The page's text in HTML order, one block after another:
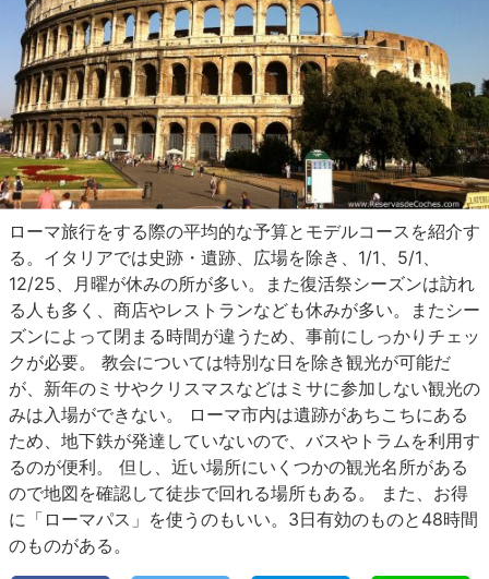
ローマ旅行をする際の平均的な予算とモデルコースを紹介す
る。イタリアでは史跡・遺跡、広場を除き、1/1、5/1、
12/25、月曜が休みの所が多い。また復活祭シーズンは訪れ
る人も多く、商店やレストランなども休みが多い。またシー
ズンによって閉まる時間が違うため、事前にしっかりチェッ
クが必要。 教会については特別な日を除き観光が可能だ
が、新年のミサやクリスマスなどはミサに参加しない観光の
みは入場ができない。 ローマ市内は遺跡があちこちにある
ため、地下鉄が発達していないので、バスやトラムを利用す
るのが便利。 但し、近い場所にいくつかの観光名所がある
ので地図を確認して徒歩で回れる場所もある。 また、お得
に「ローマパス」を使うのもいい。3日有効のものと48時間
のものがある。